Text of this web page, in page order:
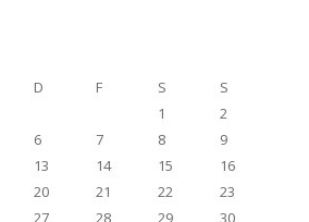
D F S
S
1
2
6 7 8
9
13 14 15
16
20 21 22
23
27 28 29 30